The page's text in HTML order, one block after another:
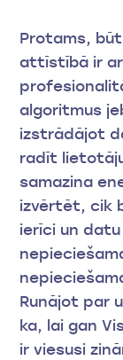
Protams,
attīstībā ir
algoritmus
izstrādājot
radīt
samazina
izvērtēt, cik
ierīci un
Runājot par
ka, lai gan
ir viesusi